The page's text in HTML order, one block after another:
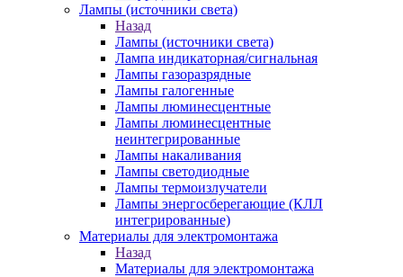
Лампы (источники света)
Назад
Лампы (источники света)
Лампа индикаторная/сигнальная
Лампы газоразрядные
Лампы галогенные
Лампы люминесцентные
Лампы люминесцентные
неинтегрированные
Лампы накаливания
Лампы светодиодные
Лампы термоизлучатели
Лампы энергосберегающие (КЛЛ
интегрированные)
Материалы для электромонтажа
Назад
Материалы для электромонтажа